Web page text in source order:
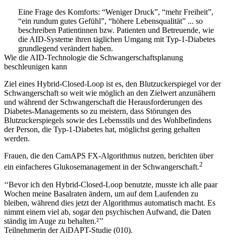
Eine Frage des Komforts: “Weniger Druck”, “mehr Freiheit”,
“ein rundum gutes Gefühl”, “höhere Lebensqualität” ... so
beschreiben Patientinnen bzw. Patienten und Betreuende, wie
die AID-Systeme ihren täglichen Umgang mit Typ-1-Diabetes
grundlegend verändert haben.
Wie die AID-Technologie die Schwangerschaftsplanung
beschleunigen kann
Ziel eines Hybrid-Closed-Loop ist es, den Blutzuckerspiegel vor der
Schwangerschaft so weit wie möglich an den Zielwert anzunähern
und während der Schwangerschaft die Herausforderungen des
Diabetes-Managements so zu meistern, dass Störungen des
Blutzuckerspiegels sowie des Lebensstils und des Wohlbefindens
der Person, die Typ-1-Diabetes hat, möglichst gering gehalten
werden.
Frauen, die den CamAPS FX-Algorithmus nutzen, berichten über
ein einfacheres Glukosemanagement in der Schwangerschaft.2
‘‘Bevor ich den Hybrid-Closed-Loop benutzte, musste ich alle paar
Wochen meine Basalraten ändern, um auf dem Laufenden zu
bleiben, während dies jetzt der Algorithmus automatisch macht. Es
nimmt einem viel ab, sogar den psychischen Aufwand, die Daten
ständig im Auge zu behalten.²’’
Teilnehmerin der AiDAPT-Studie (010).